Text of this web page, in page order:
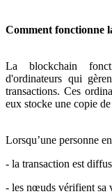
Comment fonctionne
La blockchain
d'ordinateurs qui
transactions. Ces
eux stocke une copie
Lorsqu’une personne
- la transaction est
- les nœuds vérifient sa